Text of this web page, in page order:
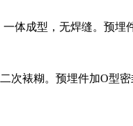
成型，无焊缝。预埋
裱糊。预埋件加O型密